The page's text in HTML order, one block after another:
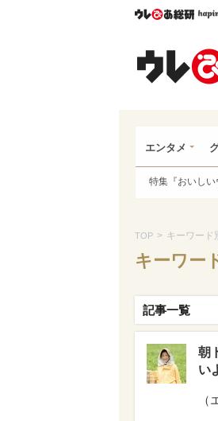
ウ
エンタメ
特集『おいしい
TOP > キーワード
キーワー
記事一覧
朝
い
（